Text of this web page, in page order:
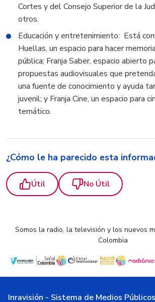
Cortes y del Consejo Superior de la
otros.
Educación y entretenimiento: Está
Huellas, un espacio para hacer
pública; Franja Saber, espacio abierto
propuestas audiovisuales que
una fuente de conocimiento y ayuda
juvenil; y Franja Cine, un espacio para
temático.
¿Cómo le ha parecido esta
Útil No Útil
Somos la radio, la televisión y los nuevos
Colombia
Inravisión - Sistema de Medios Públicos